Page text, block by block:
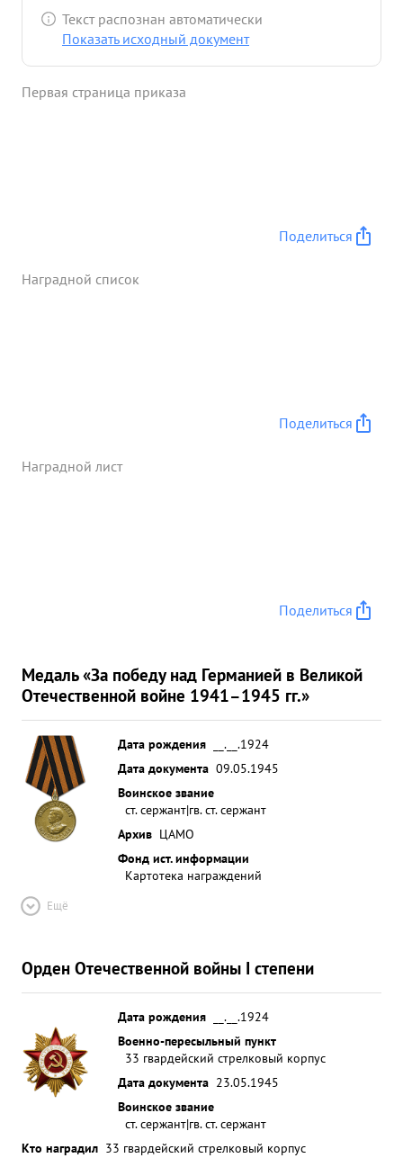
офицеров противника Тов. Гофмай достоен
правит ель Награды. ...»
Текст распознан автоматически
Показать исходный документ
Первая страница приказа
Поделиться
Наградной список
Поделиться
Наградной лист
Поделиться
Медаль «За победу над Германией в Великой
Отечественной войне 1941–1945 гг.»
Дата рождения
__.__.1924
Дата документа 09.05.1945
Воинское звание
ст. сержант|гв. ст. сержант
Архив ЦАМО
Фонд ист. информации
Картотека награждений
Ещё
Орден Отечественной войны I степени
Дата рождения
__.__.1924
Военно-пересыльный пункт
33 гвардейский стрелковый корпус
Дата документа 23.05.1945
Воинское звание
ст. сержант|гв. ст. сержант
Кто наградил 33 гвардейский стрелковый корпус